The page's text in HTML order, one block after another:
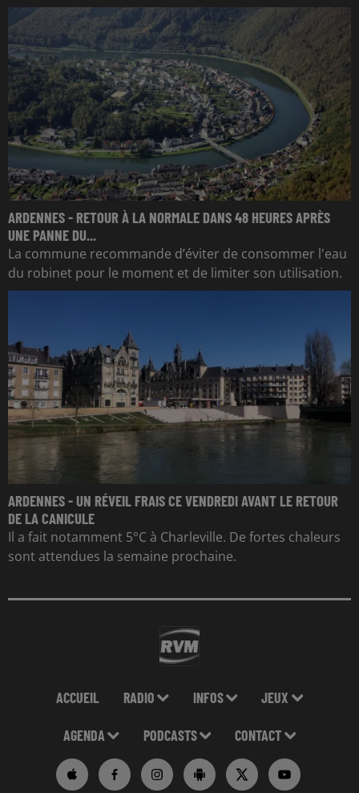
ARDENNES - RETOUR À LA NORMALE DANS 48 HEURES APRÈS
UNE PANNE DU...
La commune recommande d’éviter de consommer l'eau
du robinet pour le moment et de limiter son utilisation.
ARDENNES - UN RÉVEIL FRAIS CE VENDREDI AVANT LE RETOUR
DE LA CANICULE
Il a fait notamment 5°C à Charleville. De fortes chaleurs
sont attendues la semaine prochaine.
ACCUEIL RADIO INFOS JEUX
AGENDA PODCASTS CONTACT